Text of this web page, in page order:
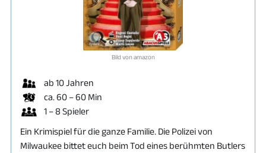
Bild von amazon
ab 10 Jahren
ca. 60 – 60 Min
1 – 8 Spieler
Ein Krimispiel für die ganze Familie. Die Polizei von
Milwaukee bittet euch beim Tod eines berühmten Butlers